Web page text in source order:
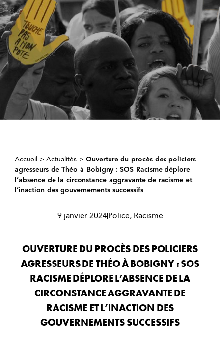
Accueil >Actualités > Ouverture du procès des policiers
agresseurs de Théo à Bobigny : SOS Racisme déplore
l’absence de la circonstance aggravante de racisme et
l’inaction des gouvernements successifs
9 janvier 2024Police, Racisme
OUVERTURE DU PROCÈS DES POLICIERS
AGRESSEURS DE THÉO À BOBIGNY : SOS
RACISME DÉPLORE L’ABSENCE DE LA
CIRCONSTANCE AGGRAVANTE DE
RACISME ET L’INACTION DES
GOUVERNEMENTS SUCCESSIFS